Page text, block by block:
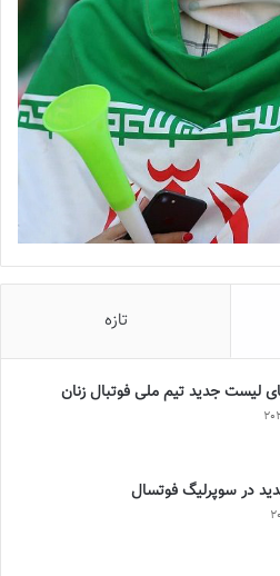
تازه
ليست جدید تيم ملى فوتبال زنان
در سوپرلیگ فوتسال